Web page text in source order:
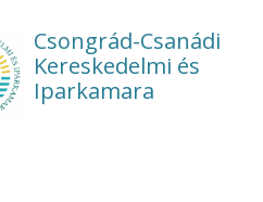
Csongrád-Csanádi
Kereskedelmi és
Iparkamara